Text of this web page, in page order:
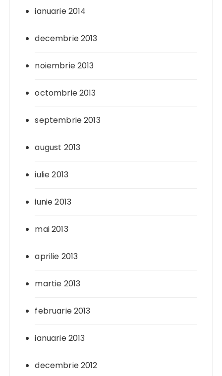
ianuarie 2014
decembrie 2013
noiembrie 2013
octombrie 2013
septembrie 2013
august 2013
iulie 2013
iunie 2013
mai 2013
aprilie 2013
martie 2013
februarie 2013
ianuarie 2013
decembrie 2012